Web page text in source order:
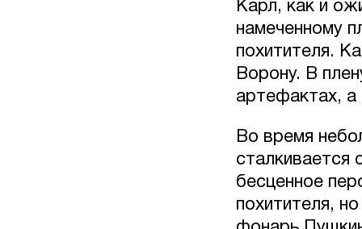
Карл, как и
намеченному
похитителя.
Ворону. В
артефактах,
Во время
сталкивается
бесценное
похитителя,